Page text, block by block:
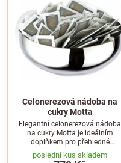
Celonerezová nádoba na
cukry Motta
Elegantní celonerezová nádoba
na cukry Motta je ideálním
doplňkem pro přehledné
servírování a uskladnění cukru u
každého kávovaru.
poslední kus skladem